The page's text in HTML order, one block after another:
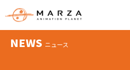
NEWS ニュース